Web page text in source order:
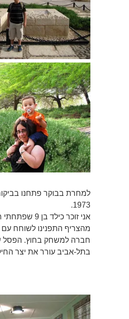
למחרת בבוקר פתחנו
1973.
אני זוכר
מהצריף התפנינו לשוחח עם
חברה למשחק בחוץ. הפסל
בתל-אביב עורר את יצר